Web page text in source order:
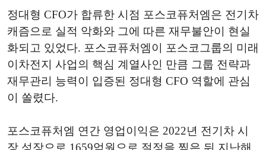
정대형 CFO가 합류한 시점 포스코퓨처엠은 전기차
캐즘으로 실적 악화와 그에 따른 재무불안이 현실
화되고 있었다. 포스코퓨처엠이 포스코그룹의 미래
이차전지 사업의 핵심 계열사인 만큼 그룹 전략과
재무관리 능력이 입증된 정대형 CFO 역할에 관심
이 쏠렸다.
포스코퓨처엠 연간 영업이익은 2022년 전기차 시
장 성장으로 1659억원으로 절정을 찍은 뒤 지난해